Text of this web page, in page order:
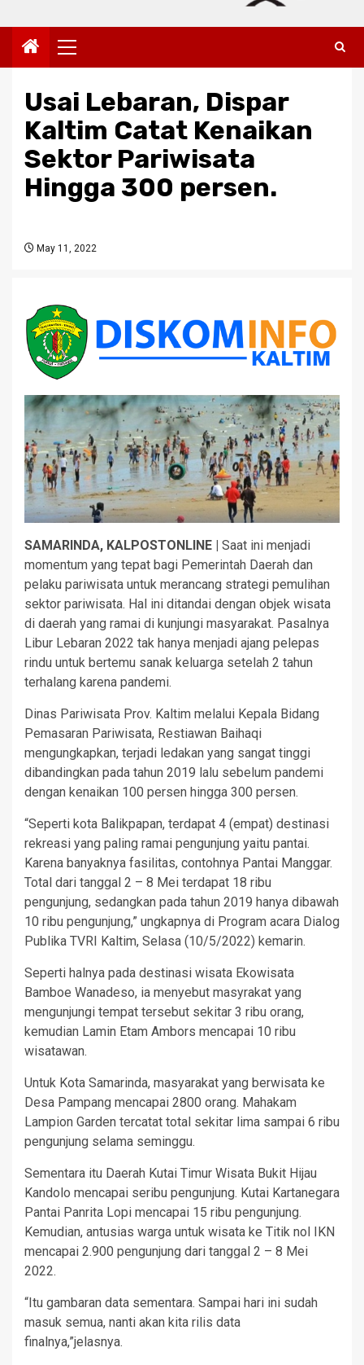
Primary
Menu
Usai Lebaran, Dispar
Kaltim Catat Kenaikan
Sektor Pariwisata
Hingga 300 persen.
May 11, 2022
SAMARINDA, KALPOSTONLINE |
Saat ini menjadi
momentum yang tepat bagi Pemerintah Daerah dan
pelaku pariwisata untuk merancang strategi pemulihan
sektor pariwisata. Hal ini ditandai dengan objek wisata
di daerah yang ramai di kunjungi masyarakat. Pasalnya
Libur Lebaran 2022 tak hanya menjadi ajang pelepas
rindu untuk bertemu sanak keluarga setelah 2 tahun
terhalang karena pandemi.
Dinas Pariwisata Prov. Kaltim melalui Kepala Bidang
Pemasaran Pariwisata, Restiawan Baihaqi
mengungkapkan, terjadi ledakan yang sangat tinggi
dibandingkan pada tahun 2019 lalu sebelum pandemi
dengan kenaikan 100 persen hingga 300 persen.
“Seperti kota Balikpapan, terdapat 4 (empat) destinasi
rekreasi yang paling ramai pengunjung yaitu pantai.
Karena banyaknya fasilitas, contohnya Pantai Manggar.
Total dari tanggal 2 – 8 Mei terdapat 18 ribu
pengunjung, sedangkan pada tahun 2019 hanya dibawah
10 ribu pengunjung,” ungkapnya di Program acara Dialog
Publika TVRI Kaltim, Selasa (10/5/2022) kemarin.
Seperti halnya pada destinasi wisata Ekowisata
Bamboe Wanadeso, ia menyebut masyrakat yang
mengunjungi tempat tersebut sekitar 3 ribu orang,
kemudian Lamin Etam Ambors mencapai 10 ribu
wisatawan.
Untuk Kota Samarinda, masyarakat yang berwisata ke
Desa Pampang mencapai 2800 orang. Mahakam
Lampion Garden tercatat total sekitar lima sampai 6 ribu
pengunjung selama seminggu.
Sementara itu Daerah Kutai Timur Wisata Bukit Hijau
Kandolo mencapai seribu pengunjung. Kutai Kartanegara
Pantai Panrita Lopi mencapai 15 ribu pengunjung.
Kemudian, antusias warga untuk wisata ke Titik nol IKN
mencapai 2.900 pengunjung dari tanggal 2 – 8 Mei
2022.
“Itu gambaran data sementara. Sampai hari ini sudah
masuk semua, nanti akan kita rilis data
finalnya,”jelasnya.